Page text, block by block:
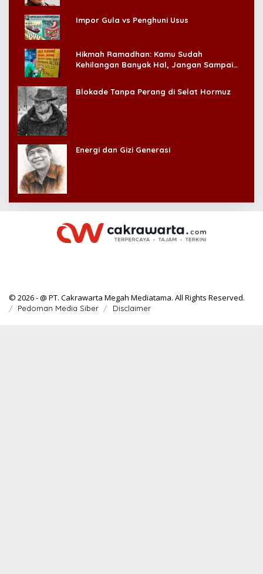
Impor Gula vs Penghuni Usus
Hikmah Ramadhan: Kamu Sudah
Kehilangan Banyak Hal, Jangan Sampai
Blokade Tanpa Perang di Selat Hormuz
Energi dan Gizi Generasi
© 2026 - @ PT. Cakrawarta Megah Mediatama. All Rights Reserved.
Pedoman Media Siber Disclaimer